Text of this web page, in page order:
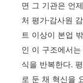
면 그 기관은 언
처 평가·감사원
트 이상이 본업
인 이 구조에서
식을 반복한다.
로 둔 채 혁신을